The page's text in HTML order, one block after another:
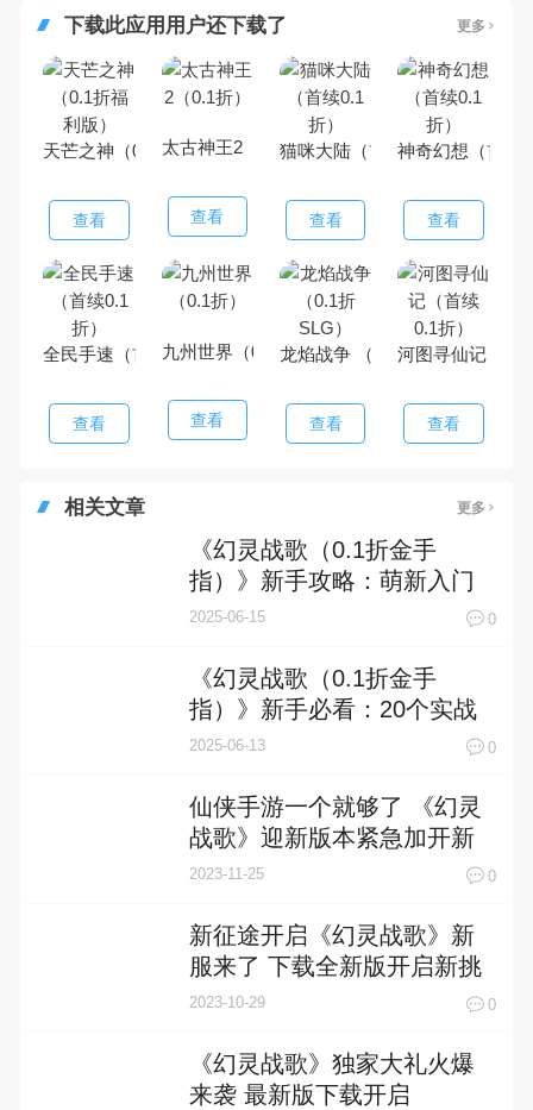
下载此应用用户还下载了 更多
天芒之神（0.1折福利版）
查看
太古神王2（0.1折）
查看
猫咪大陆（首续0.1折）
查看
神奇幻想（首续
查看
全民手速（首续0.1折）
查看
九州世界（0.1折）
查看
龙焰战争 （0.1折SLG）
查看
河图寻仙记（首
查看
相关文章 更多
《幻灵战歌（0.1折金手
指）》新手攻略：萌新入门
操作指南
2025-06-15 0
《幻灵战歌（0.1折金手
指）》新手必看：20个实战
技巧助你开局即巅峰！
2025-06-13 0
仙侠手游一个就够了 《幻灵
战歌》迎新版本紧急加开新
服
2023-11-25 0
新征途开启《幻灵战歌》新
服来了 下载全新版开启新挑
战
2023-10-29 0
《幻灵战歌》独家大礼火爆
来袭 最新版下载开启